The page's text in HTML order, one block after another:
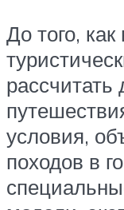
До того,
рассчитать
условия,
походов в